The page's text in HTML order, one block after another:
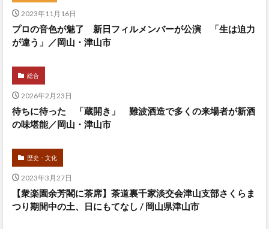
2023年11月16日
プロの音色が魅了 新日フィルメンバーが公演 「生は迫力
が違う」／岡山・津山市
総合
2026年2月23日
待ちに待った 「蔵開き」 難波酒造で多くの来場者が新酒
の味堪能／岡山・津山市
歴史・文化
2023年3月27日
【衆楽園余芳閣に茶席】茶道裏千家淡交会津山支部さくらま
つり期間中の土、日にもてなし / 岡山県津山市